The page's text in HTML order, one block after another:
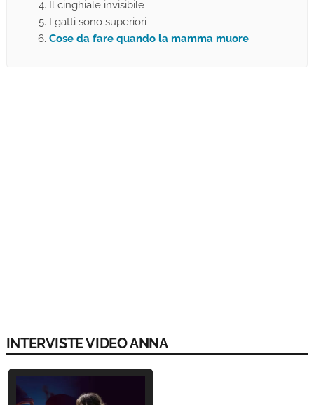
Il cinghiale invisibile
I gatti sono superiori
Cose da fare quando la mamma muore
INTERVISTE VIDEO ANNA